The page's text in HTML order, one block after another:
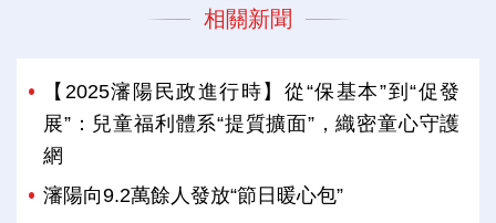
相關新聞
【2025瀋陽民政進行時】從“保基本”到“促發
展”：兒童福利體系“提質擴面”，織密童心守護
網
瀋陽向9.2萬餘人發放“節日暖心包”